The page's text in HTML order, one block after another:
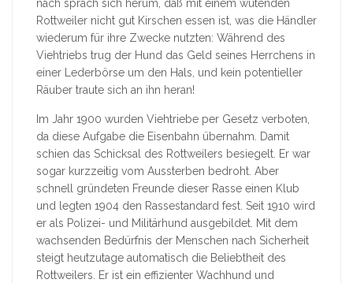
nach sprach sich herum, daß mit einem wütenden
Rottweiler nicht gut Kirschen essen ist, was die Händler
wiederum für ihre Zwecke nutzten: Während des
Viehtriebs trug der Hund das Geld seines Herrchens in
einer Lederbörse um den Hals, und kein potentieller
Räuber traute sich an ihn heran!
Im Jahr 1900 wurden Viehtriebe per Gesetz verboten,
da diese Aufgabe die Eisenbahn übernahm. Damit
schien das Schicksal des Rottweilers besiegelt. Er war
sogar kurzzeitig vom Aussterben bedroht. Aber
schnell gründeten Freunde dieser Rasse einen Klub
und legten 1904 den Rassestandard fest. Seit 1910 wird
er als Polizei- und Militärhund ausgebildet. Mit dem
wachsenden Bedürfnis der Menschen nach Sicherheit
steigt heutzutage automatisch die Beliebtheit des
Rottweilers. Er ist ein effizienter Wachhund und